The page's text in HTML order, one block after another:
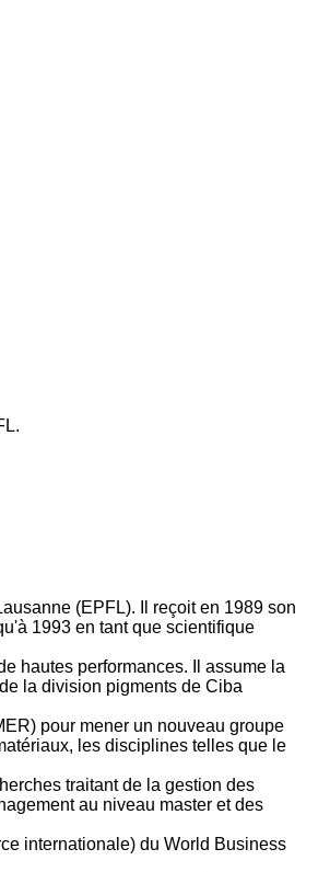
(EPFL). Il reçoit en 1989 son
1993 en tant que scientifique
hautes performances. Il assume la
la division pigments de Ciba
pour mener un nouveau groupe
les disciplines telles que le
traitant de la gestion des
au niveau master et des
internationale) du World Business